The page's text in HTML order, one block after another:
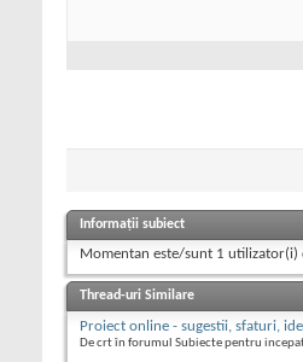
Informații subiect
Momentan este/sunt 1 utilizator(i)
Thread-uri Similare
Proiect online - sugestii, sfaturi,
De crt în forumul Subiecte pentru